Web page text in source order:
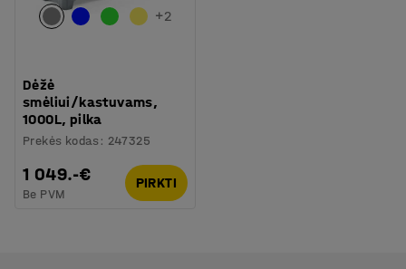
+2
Dėžė
smėliui/kastuvams,
1000L, pilka
Prekės kodas : 247325
1 049.-€
Be PVM
PIRKTI